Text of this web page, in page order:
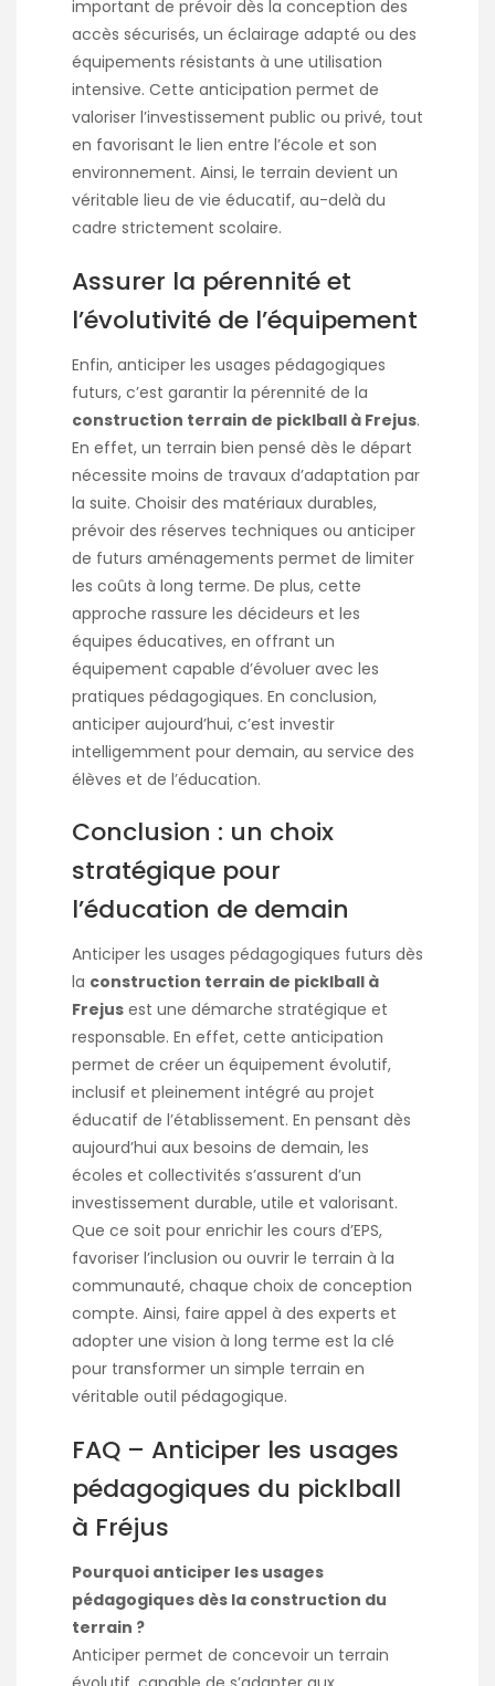
important de prévoir dès la conception des
accès sécurisés, un éclairage adapté ou des
équipements résistants à une utilisation
intensive. Cette anticipation permet de
valoriser l’investissement public ou privé, tout
en favorisant le lien entre l’école et son
environnement. Ainsi, le terrain devient un
véritable lieu de vie éducatif, au-delà du
cadre strictement scolaire.
Assurer la pérennité et
l’évolutivité de l’équipement
Enfin, anticiper les usages pédagogiques
futurs, c’est garantir la pérennité de la
construction terrain de picklball à Frejus.
En effet, un terrain bien pensé dès le départ
nécessite moins de travaux d’adaptation par
la suite. Choisir des matériaux durables,
prévoir des réserves techniques ou anticiper
de futurs aménagements permet de limiter
les coûts à long terme. De plus, cette
approche rassure les décideurs et les
équipes éducatives, en offrant un
équipement capable d’évoluer avec les
pratiques pédagogiques. En conclusion,
anticiper aujourd’hui, c’est investir
intelligemment pour demain, au service des
élèves et de l’éducation.
Conclusion : un choix
stratégique pour
l’éducation de demain
Anticiper les usages pédagogiques futurs dès
la construction terrain de picklball à
Frejus est une démarche stratégique et
responsable. En effet, cette anticipation
permet de créer un équipement évolutif,
inclusif et pleinement intégré au projet
éducatif de l’établissement. En pensant dès
aujourd’hui aux besoins de demain, les
écoles et collectivités s’assurent d’un
investissement durable, utile et valorisant.
Que ce soit pour enrichir les cours d’EPS,
favoriser l’inclusion ou ouvrir le terrain à la
communauté, chaque choix de conception
compte. Ainsi, faire appel à des experts et
adopter une vision à long terme est la clé
pour transformer un simple terrain en
véritable outil pédagogique.
FAQ – Anticiper les usages
pédagogiques du picklball
à Fréjus
Pourquoi anticiper les usages
pédagogiques dès la construction du
terrain ?
Anticiper permet de concevoir un terrain